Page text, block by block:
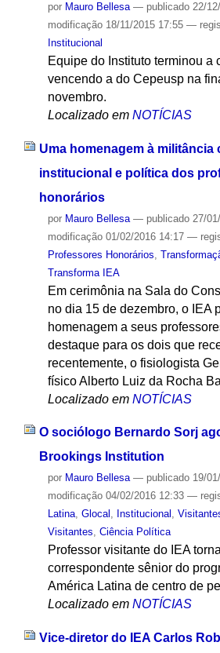
por Mauro Bellesa — publicado22/
modificação18/11/2015 17:55 —
Institucional
Equipe do Instituto terminou a
vencendo a do Cepeusp na
novembro.
Localizado em NOTÍCIAS
Uma homenagem à militância
institucional e política dos
honorários
por Mauro Bellesa — publicado27/
modificação01/02/2016 14:17 —
Professores Honorários
Transforma IEA
Em cerimônia na Sala do
no dia 15 de dezembro, o IEA
homenagem a seus
destaque para os dois que
recentemente, o fisiologista
físico Alberto Luiz da Rocha
Localizado em NOTÍCIAS
O sociólogo Bernardo Sorj
Brookings Institution
por Mauro Bellesa — publicado19/
modificação04/02/2016 12:33 —
Latina, Glocal , Institucional ,
Visitantes, Ciência Política
Professor visitante do IEA
correspondente sênior do
América Latina de centro de
Localizado em NOTÍCIAS
Vice-diretor do IEA Carlos